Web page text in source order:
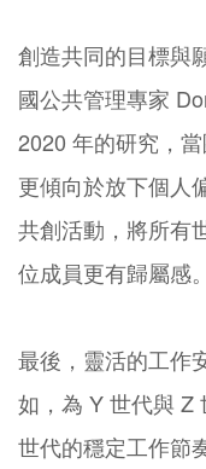
創造共同的目標與
國公共管理專家
2020 年的研究，
更傾向於放下個人
共創活動，將所有
位成員更有歸屬感。
最後，靈活的工作
如，為 Y 世代與 Z
世代的穩定工作節